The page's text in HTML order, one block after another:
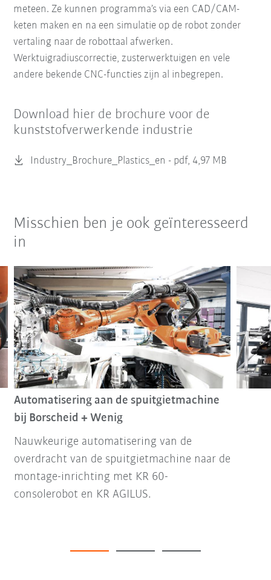
meteen. Ze kunnen programma’s via een CAD/CAM-
keten maken en na een simulatie op de robot zonder
vertaling naar de robottaal afwerken.
Werktuigradiuscorrectie, zusterwerktuigen en vele
andere bekende CNC-functies zijn al inbegrepen.
Download hier de brochure voor de
kunststofverwerkende industrie
Industry_Brochure_Plastics_en - pdf, 4,97 MB
Misschien ben je ook geïnteresseerd
in
Automatisering aan de spuitgietmachine
bij Borscheid + Wenig
Nauwkeurige automatisering van de
overdracht van de spuitgietmachine naar de
montage-inrichting met KR 60-
consolerobot en KR AGILUS.